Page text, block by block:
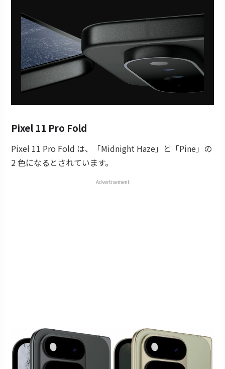
Pixel 11 Pro Fold
Pixel 11 Pro Fold は、「Midnight Haze」と「Pine」の
2 色になるとされています。
Advertisement